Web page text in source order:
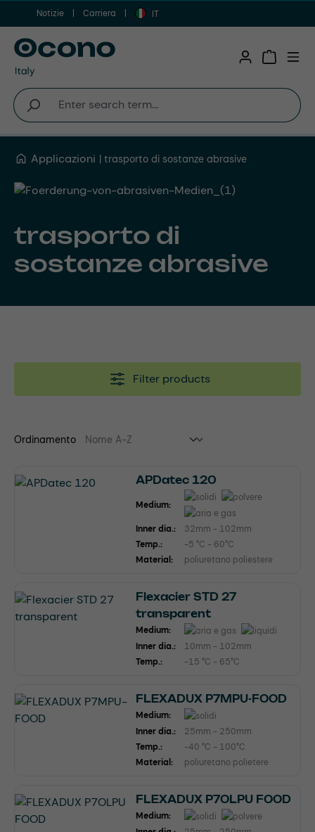
Vai al contenuto principale
Notizie Carriera IT
Applicazioni trasporto di sostanze abrasive
trasporto di
sostanze abrasive
Filter products
Ordinamento
APDatec 120
Medium:
Inner dia.:
32mm - 102mm
Temp.:
-5 °C - 60°C
Material:
poliuretano poliestere
Flexacier STD 27
transparent
Medium:
Inner dia.:
10mm - 102mm
Temp.:
-15 °C - 65°C
FLEXADUX P7MPU-FOOD
Medium:
Inner dia.:
25mm - 250mm
Temp.:
-40 °C - 100°C
Material:
poliuretano polietere
FLEXADUX P7OLPU FOOD
Medium: